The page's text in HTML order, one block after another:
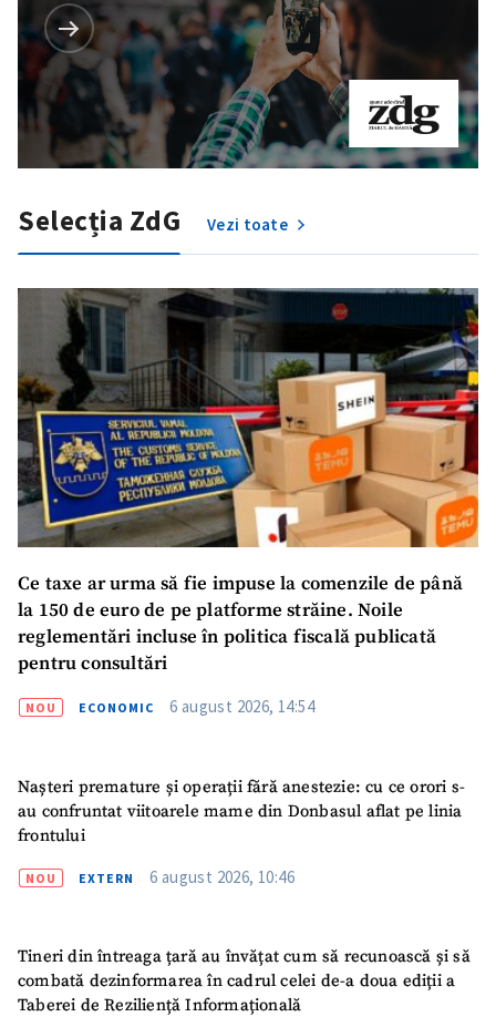
Selecția ZdG Vezi toate
Ce taxe ar urma să fie impuse la comenzile de până
la 150 de euro de pe platforme străine. Noile
reglementări incluse în politica fiscală publicată
pentru consultări
NOU ECONOMIC 6 august 2026, 14:54
Nașteri premature și operații fără anestezie: cu ce orori s-
au confruntat viitoarele mame din Donbasul aflat pe linia
frontului
NOU EXTERN 6 august 2026, 10:46
Tineri din întreaga țară au învățat cum să recunoască și să
combată dezinformarea în cadrul celei de-a doua ediții a
Taberei de Reziliență Informațională
ȘTIREA MEA
Fotografie
+ Încarcă imagine